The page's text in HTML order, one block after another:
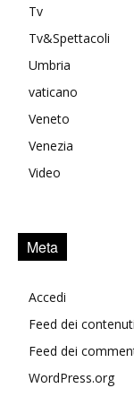
Tv
Tv&Spettacoli
Umbria
vaticano
Veneto
Venezia
Video
Meta
Accedi
Feed dei contenuti
Feed dei
WordPress.org